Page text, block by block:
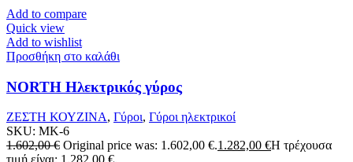
Add to compare
Quick view
Add to wishlist
Προσθήκη στο καλάθι
NORTH Ηλεκτρικός γύρος
ΖΕΣΤΗ ΚΟΥΖΙΝΑ, Γύροι, Γύροι ηλεκτρικοί
SKU: MK-6
1.602,00€ Original price was: 1.602,00 €.1.282,00 €Η τρέχουσα